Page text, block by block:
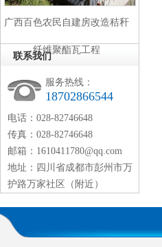
广西百色农民自建房改造秸秆
纤维聚酯瓦工程
联系我们
服务热线：
18702866544
电话：028-82746648
传真：028-82746648
邮箱：1610411780@qq.com
地址：四川省成都市彭州市万
护路万家社区（附近）